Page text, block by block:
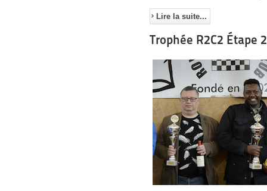
Lire la suite...
Trophée R2C2 Étape